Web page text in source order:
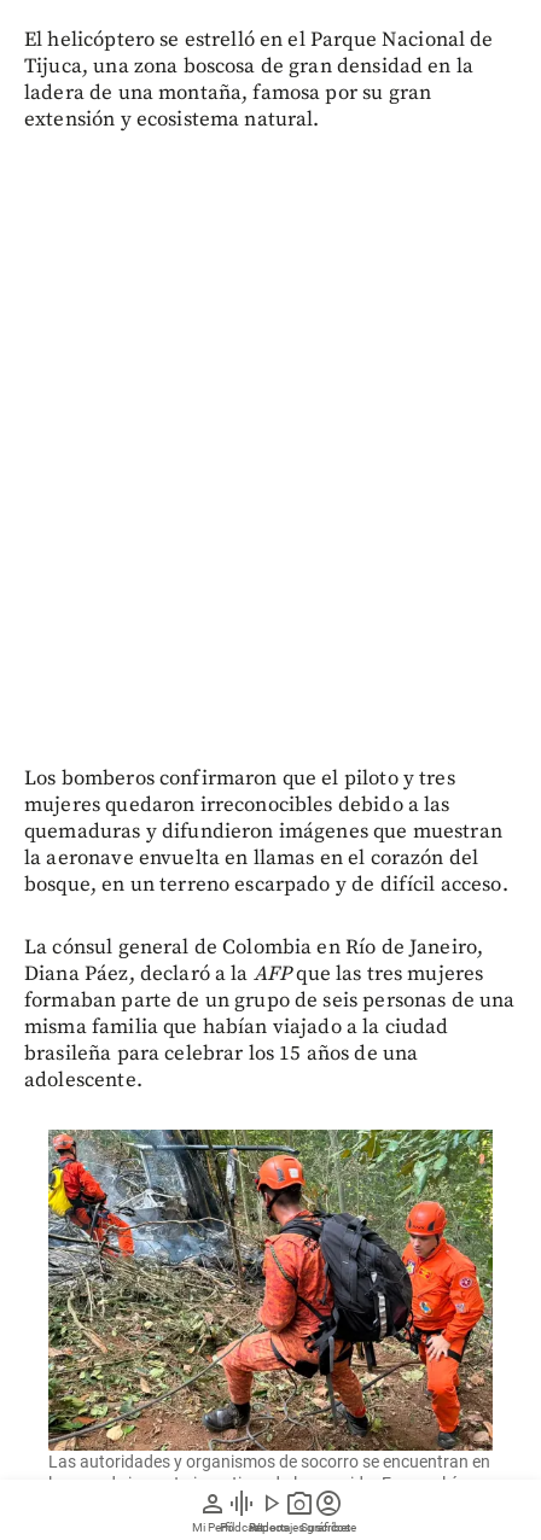
person
Mi Perfil
graphic_eq
Pódcast
play_arrow
Videos
photo_camera
Reportajes gráficos
account_circle
Suscríbete
El helicóptero se estrelló en el Parque Nacional de
Tijuca, una zona boscosa de gran densidad en la
ladera de una montaña, famosa por su gran
extensión y ecosistema natural.
Los bomberos confirmaron que el piloto y tres
mujeres quedaron irreconocibles debido a las
quemaduras y difundieron imágenes que muestran
la aeronave envuelta en llamas en el corazón del
bosque, en un terreno escarpado y de difícil acceso.
La cónsul general de Colombia en Río de Janeiro,
Diana Páez, declaró a la AFPque las tres mujeres
formaban parte de un grupo de seis personas de una
misma familia que habían viajado a la ciudad
brasileña para celebrar los 15 años de una
adolescente.
Las autoridades y organismos de socorro se encuentran en
la zona de impacto investigando lo ocurrido. Esa es el área
boscosa donde se estrelló el helicóptero. FOTO: AFP